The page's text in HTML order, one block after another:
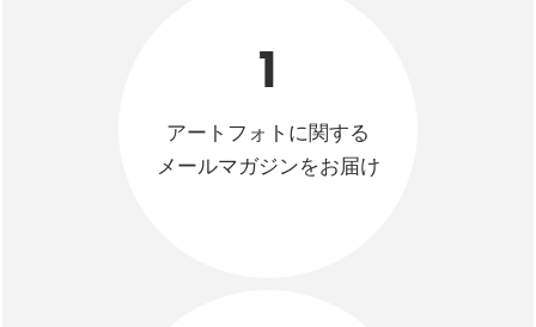
1
アートフォトに関する
メールマガジンをお届け